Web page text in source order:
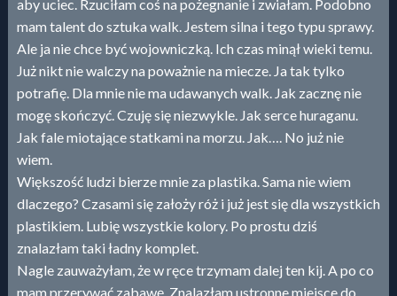
aby uciec. Rzuciłam coś na pożegnanie i zwiałam. Podobno
mam talent do sztuka walk. Jestem silna i tego typu sprawy.
Ale ja nie chce być wojowniczką. Ich czas minął wieki temu.
Już nikt nie walczy na poważnie na miecze. Ja tak tylko
potrafię. Dla mnie nie ma udawanych walk. Jak zacznę nie
mogę skończyć. Czuję się niezwykle. Jak serce huraganu.
Jak fale miotające statkami na morzu. Jak…. No już nie
wiem.
Większość ludzi bierze mnie za plastika. Sama nie wiem
dlaczego? Czasami się założy róż i już jest się dla wszystkich
plastikiem. Lubię wszystkie kolory. Po prostu dziś
znalazłam taki ładny komplet.
Nagle zauważyłam, że w ręce trzymam dalej ten kij. A po co
mam przerywać zabawę. Znalazłam ustronne miejsce do